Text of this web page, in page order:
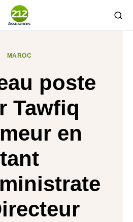
MAROC
poste
Tawfiq
en
tant